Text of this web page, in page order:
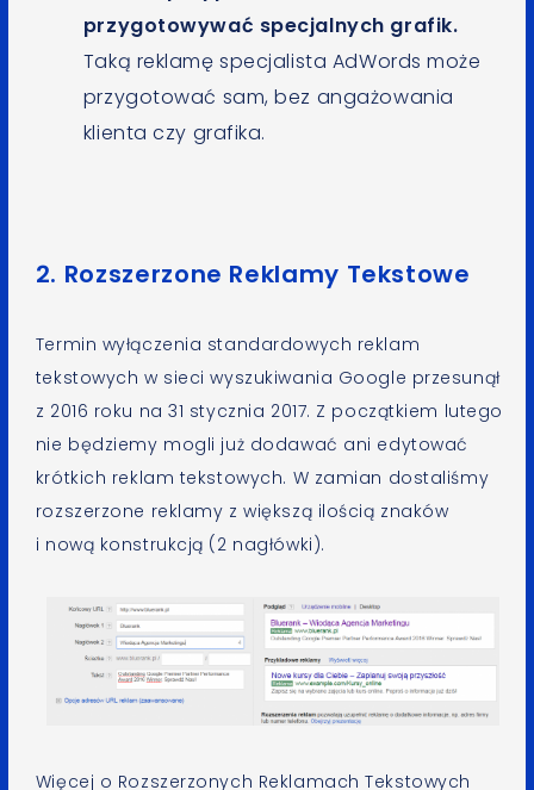
przygotowywać specjalnych grafik.
Taką reklamę specjalista AdWords może
przygotować sam, bez angażowania
klienta czy grafika.
2. Rozszerzone Reklamy Tekstowe
Termin wyłączenia standardowych reklam
tekstowych w sieci wyszukiwania Google przesunął
z 2016 roku na 31 stycznia 2017. Z początkiem lutego
nie będziemy mogli już dodawać ani edytować
krótkich reklam tekstowych. W zamian dostaliśmy
rozszerzone reklamy z większą ilością znaków
i nową konstrukcją (2 nagłówki).
Więcej o Rozszerzonych Reklamach Tekstowych